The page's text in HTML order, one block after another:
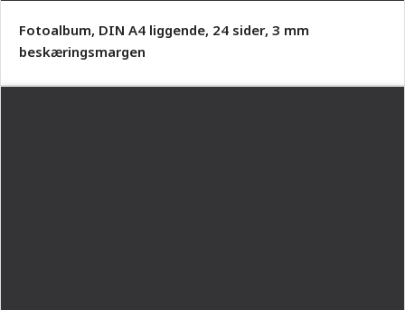
Fotoalbum, DIN A4 liggende, 24 sider, 3 mm
beskæringsmargen